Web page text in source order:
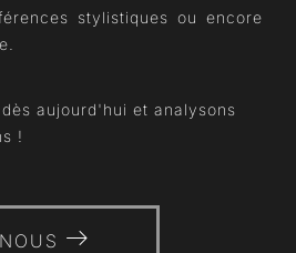
stylistiques ou encore
aujourd'hui et analysons
!